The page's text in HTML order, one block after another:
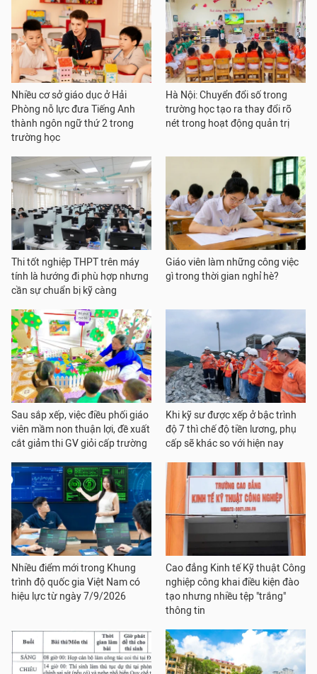
Nhiều cơ sở giáo dục ở Hải
Phòng nỗ lực đưa Tiếng Anh
thành ngôn ngữ thứ 2 trong
trường học
Hà Nội: Chuyển đổi số trong
trường học tạo ra thay đổi rõ
nét trong hoạt động quản trị
Thi tốt nghiệp THPT trên máy
tính là hướng đi phù hợp nhưng
cần sự chuẩn bị kỹ càng
Giáo viên làm những công việc
gì trong thời gian nghỉ hè?
Sau sắp xếp, việc điều phối giáo
viên mầm non thuận lợi, đề xuất
cắt giảm thi GV giỏi cấp trường
Khi kỹ sư được xếp ở bậc trình
độ 7 thì chế độ tiền lương, phụ
cấp sẽ khác so với hiện nay
Nhiều điểm mới trong Khung
trình độ quốc gia Việt Nam có
hiệu lực từ ngày 7/9/2026
Cao đẳng Kinh tế Kỹ thuật Công
nghiệp công khai điều kiện đào
tạo nhưng nhiều tệp "trắng"
thông tin